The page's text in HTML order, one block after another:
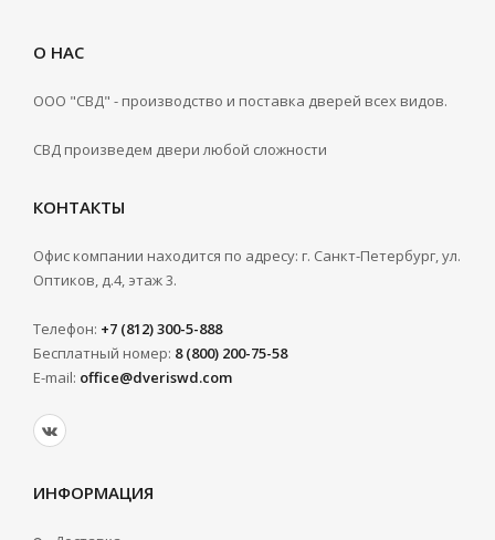
О НАС
ООО "СВД" - производство и поставка дверей всех видов.
СВД произведем двери любой сложности
КОНТАКТЫ
Офис компании находится по адресу: г. Санкт-Петербург, ул.
Оптиков, д.4, этаж 3.
Телефон: +7 (812) 300-5-888
Бесплатный номер: 8 (800) 200-75-58
E-mail: office@dveriswd.com
ИНФОРМАЦИЯ